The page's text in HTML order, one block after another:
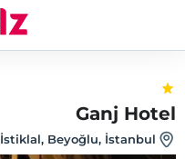
Ganj Hotel
İstiklal, Beyoğlu, İstanbul